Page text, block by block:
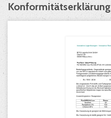
Konformitätserklärung